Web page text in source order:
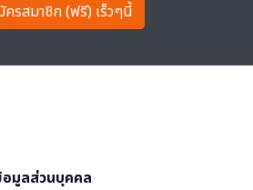
ครสมาชิก (ฟรี) เร็วๆนี้
อมูลส่วนบุคคล